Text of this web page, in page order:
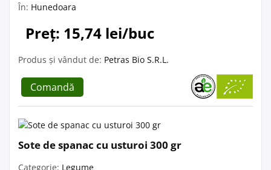
În: Hunedoara
Preț: 15,74 lei/buc
Produs și vândut de: Petras Bio S.R.L.
Comandă
Sote de spanac cu usturoi 300 gr
Categorie: Legume